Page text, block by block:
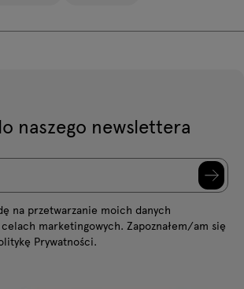
naszego newslettera
na przetwarzanie moich danych
marketingowych. Zapoznałem/am się
Prywatności.